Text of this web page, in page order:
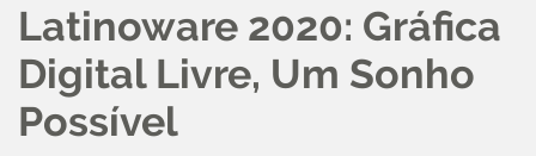
Latinoware 2020: Gráfica
Digital Livre, Um Sonho
Possível